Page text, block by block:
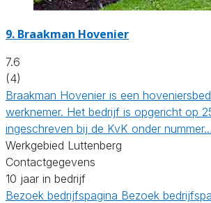
9. Braakman Hovenier
7.6
(4)
Braakman Hovenier is een
werknemer. Het bedrijf is opgericht op
ingeschreven bij de KvK onder nummer…
Werkgebied Luttenberg
Contactgegevens
10 jaar in bedrijf
Bezoek bedrijfspagina Bezoek